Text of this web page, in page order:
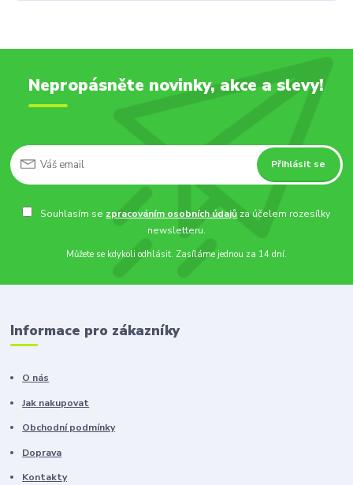
Nepropásněte novinky, akce a slevy!
Přihlásit se
Souhlasím se zpracováním osobních údajů za účelem rozesílky
newsletteru.
Můžete se kdykoli odhlásit. Zasíláme jednou za 14 dní.
Informace pro zákazníky
O nás
Jak nakupovat
Obchodní podmínky
Doprava
Kontakty